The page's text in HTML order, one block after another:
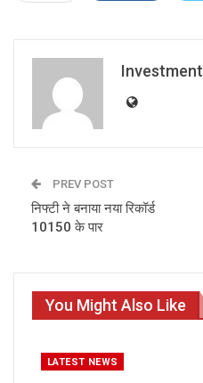
Investment
PREV POST
निफ्टी ने बनाया नया रिकॉर्ड
10150 के पार
You Might Also Like
LATEST NEWS